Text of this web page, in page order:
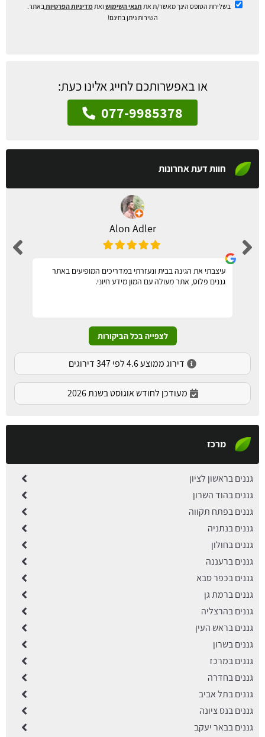
בשליחת הטופס הינך מאשר/ת את תנאי השימוש ואתמדיניות הפרטיותבאתר.
השירות ניתן בחינם!
או באפשרותכם לחייג אלינו כעת:
077-9985378
חוות דעת אחרונות
Alon Adler
עיצבתי את הגינה בבית ונעזרתי במדריכים המופיעים באתר
גננים פלוס, אתר מעולה עם המון מידע חיוני.
לצפייה בכל הביקורות
דירוג ממוצע 4.6 לפי 347 דירוגים
מעודכן לחודש אוגוסט בשנת 2026
מרכז
גננים בראשון לציון
גננים בהוד השרון
גננים בפתח תקווה
גננים בנתניה
גננים בחולון
גננים ברעננה
גננים בכפר סבא
גננים ברמת גן
גננים בהרצליה
גננים בראש העין
גננים בשרון
גננים במרכז
גננים בחדרה
גננים בתל אביב
גננים בנס ציונה
גננים בבאר יעקב